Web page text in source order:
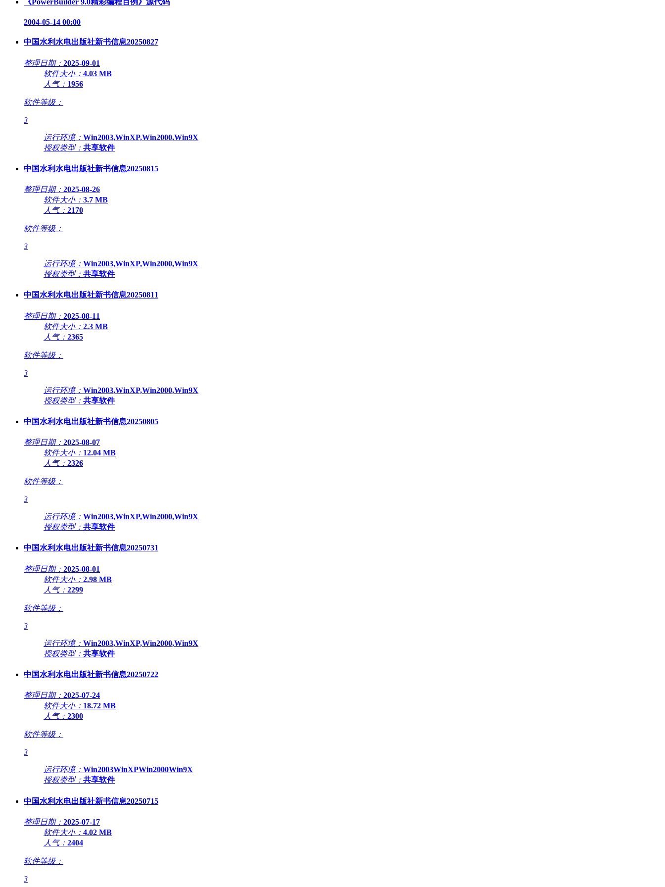
2004-05-14 00:00
中国水利水电出版社新书信息20250827
整理日期： 2025-09-01
软件大小： 4.03 MB
人气： 1956
软件等级：
3
运行环境： Win2003,WinXP,Win2000,Win9X
授权类型： 共享软件
中国水利水电出版社新书信息20250815
整理日期： 2025-08-26
软件大小： 3.7 MB
人气： 2170
软件等级：
3
运行环境： Win2003,WinXP,Win2000,Win9X
授权类型： 共享软件
中国水利水电出版社新书信息20250811
整理日期： 2025-08-11
软件大小： 2.3 MB
人气： 2365
软件等级：
3
运行环境： Win2003,WinXP,Win2000,Win9X
授权类型： 共享软件
中国水利水电出版社新书信息20250805
整理日期： 2025-08-07
软件大小： 12.04 MB
人气： 2326
软件等级：
3
运行环境： Win2003,WinXP,Win2000,Win9X
授权类型： 共享软件
中国水利水电出版社新书信息20250731
整理日期： 2025-08-01
软件大小： 2.98 MB
人气： 2299
软件等级：
3
运行环境： Win2003,WinXP,Win2000,Win9X
授权类型： 共享软件
中国水利水电出版社新书信息20250722
整理日期： 2025-07-24
软件大小： 18.72 MB
人气： 2300
软件等级：
3
运行环境： Win2003WinXPWin2000Win9X
授权类型： 共享软件
中国水利水电出版社新书信息20250715
整理日期： 2025-07-17
软件大小： 4.02 MB
人气： 2404
软件等级：
3